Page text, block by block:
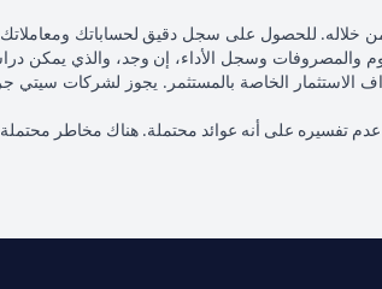
خلاله. للحصول على سجل دقيق لحساباتك
وسجل الأداء، إن وجد، والذي يمكن
الاستثمار الخاصة بالمستثمر. يجوز لشركات
عدم تفسيره على أنه عوائد محتملة. هناك مخاطر